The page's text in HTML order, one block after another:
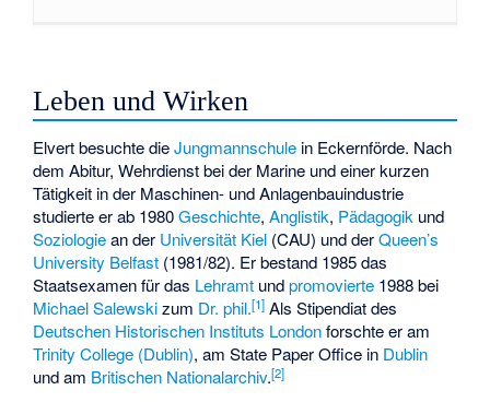
Leben und Wirken
Elvert besuchte dieJungmannschule in Eckernförde. Nach
dem Abitur, Wehrdienst bei der Marine und einer kurzen
Tätigkeit in der Maschinen- und Anlagenbauindustrie
studierte er ab 1980Geschichte,Anglistik, Pädagogik und
Soziologiean der Universität Kiel (CAU) und derQueen’s
University Belfast (1981/82). Er bestand 1985 das
Staatsexamen für das Lehramt undpromovierte 1988 bei
Michael Salewskizum Dr. phil.[1] Als Stipendiat des
Deutschen Historischen Instituts Londonforschte er am
Trinity College (Dublin), amState Paper Office in Dublin
und am Britischen Nationalarchiv.[2]